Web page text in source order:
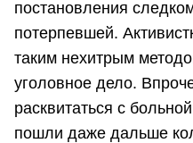
постановления
потерпевшей.
таким нехитрым
уголовное дело.
расквитаться с
пошли даже дальше